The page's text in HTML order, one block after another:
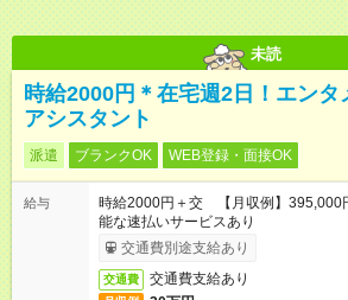
未読
時給2000円＊在宅週2日！エンタ
アシスタント
派遣 ブランクOK WEB登録・面接OK
給与
時給2000円＋交 【月収例】
能な速払いサービスあり
交通費別途支給あり
交通費 交通費支給あり